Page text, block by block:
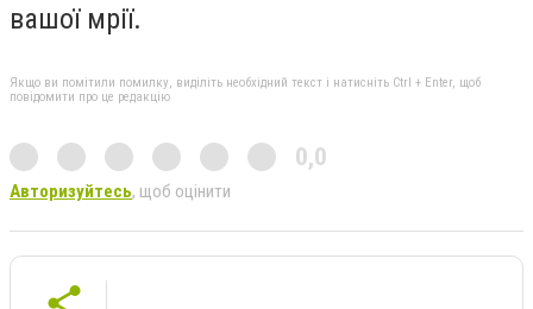
вашої мрії.
Якщо ви помітили помилку, виділіть необхідний текст і натисніть Ctrl + Enter, щоб
повідомити про це редакцію
0,0
Авторизуйтесь, щоб оцінити